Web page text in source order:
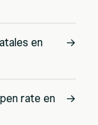
en
→
rate en
→